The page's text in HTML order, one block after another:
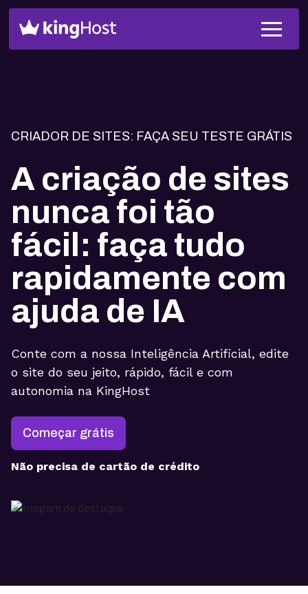
CRIADOR DE SITES: FAÇA SEU TESTE GRÁTIS
A criação de sites
nunca foi tão
fácil: faça tudo
rapidamente com
ajuda de IA
Conte com a nossa Inteligência Artificial, edite
o site do seu jeito, rápido, fácil e com
autonomia na KingHost
Começar grátis
Não precisa de cartão de crédito